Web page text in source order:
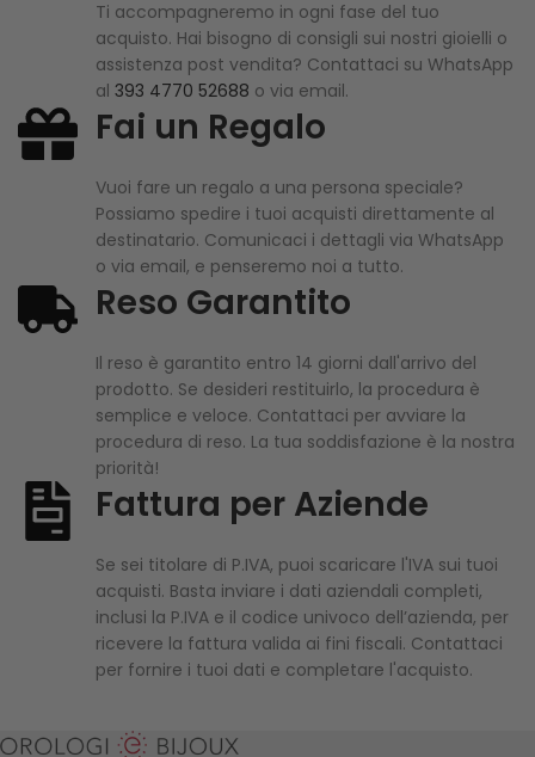
Ti accompagneremo in ogni fase del tuo
acquisto. Hai bisogno di consigli sui nostri gioielli o
assistenza post vendita? Contattaci su WhatsApp
al 393 4770 52688 o via email.
Fai un Regalo
Vuoi fare un regalo a una persona speciale?
Possiamo spedire i tuoi acquisti direttamente al
destinatario. Comunicaci i dettagli via WhatsApp
o via email, e penseremo noi a tutto.
Reso Garantito
Il reso è garantito entro 14 giorni dall'arrivo del
prodotto. Se desideri restituirlo, la procedura è
semplice e veloce. Contattaci per avviare la
procedura di reso. La tua soddisfazione è la nostra
priorità!
Fattura per Aziende
Se sei titolare di P.IVA, puoi scaricare l'IVA sui tuoi
acquisti. Basta inviare i dati aziendali completi,
inclusi la P.IVA e il codice univoco dell’azienda, per
ricevere la fattura valida ai fini fiscali. Contattaci
per fornire i tuoi dati e completare l'acquisto.